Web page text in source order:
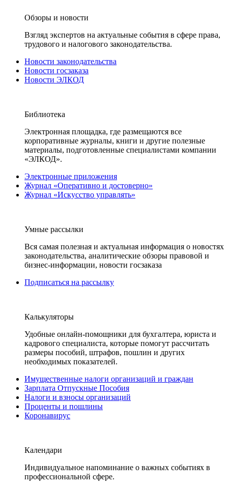
Обзоры и новости
Взгляд экспертов на актуальные события в сфере права,
трудового и налогового законодательства.
Новости законодательства
Новости госзаказа
Новости ЭЛКОД
Библиотека
Электронная площадка, где размещаются все
корпоративные журналы, книги и другие полезные
материалы, подготовленные специалистами компании
«ЭЛКОД».
Электронные приложения
Журнал «Оперативно и достоверно»
Журнал «Искусство управлять»
Умные рассылки
Вся самая полезная и актуальная информация о новостях
законодательства, аналитические обзоры правовой и
бизнес-информации, новости госзаказа
Подписаться на рассылку
Калькуляторы
Удобные онлайн-помощники для бухгалтера, юриста и
кадрового специалиста, которые помогут рассчитать
размеры пособий, штрафов, пошлин и других
необходимых показателей.
Имущественные налоги организаций и граждан
Зарплата Отпускные Пособия
Налоги и взносы организаций
Проценты и пошлины
Коронавирус
Календари
Индивидуальное напоминание о важных событиях в
профессиональной сфере.